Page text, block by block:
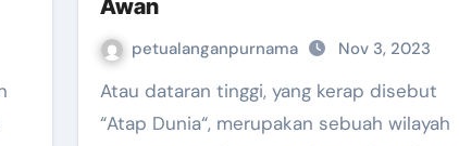
Awan
petualanganpurnama Nov 3, 2023
Atau dataran tinggi, yang kerap disebut
“Atap Dunia“, merupakan sebuah wilayah